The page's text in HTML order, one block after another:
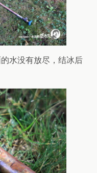
水没有放尽，结冰后